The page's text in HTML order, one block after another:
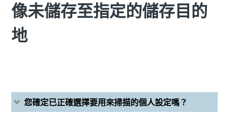
像未儲存至指定的儲存目的
地
您確定已正確選擇要用來掃描的個人設定嗎？